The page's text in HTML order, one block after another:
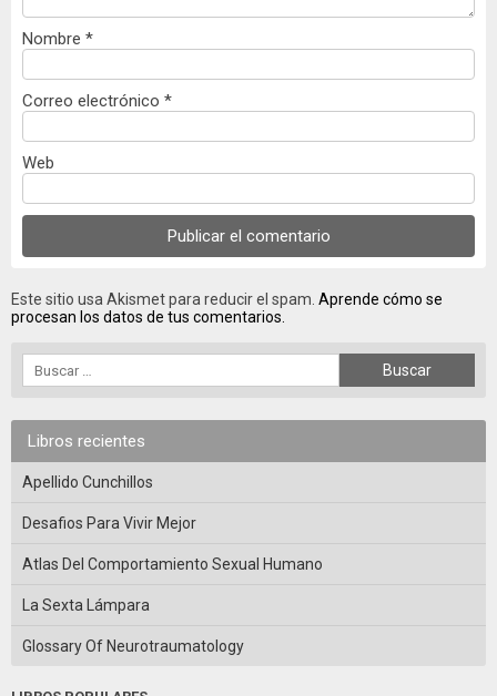
Nombre *
Correo electrónico *
Web
Este sitio usa Akismet para reducir el spam. Aprende cómo se
procesan los datos de tus comentarios.
Libros recientes
Apellido Cunchillos
Desafios Para Vivir Mejor
Atlas Del Comportamiento Sexual Humano
La Sexta Lámpara
Glossary Of Neurotraumatology